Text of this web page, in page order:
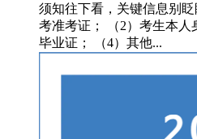
须知往下看，关键信息别
考准考证； （2）考生本人
毕业证； （4）其他...